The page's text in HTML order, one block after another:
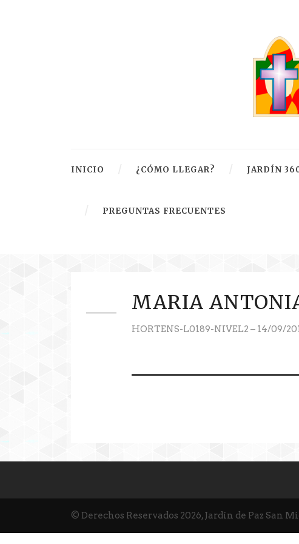
INICIO ¿CÓMO LLEGAR? JARDÍN
PREGUNTAS FRECUENTES
MARIA
HORTENS-L0189-NIVEL2 – 14/09/
© Derechos Reservados 2026, Jardín de Paz San